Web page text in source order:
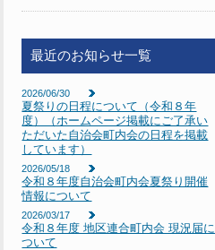
最近のお知らせ一覧
2026/06/30
夏祭りの日程について（令和８年
度）（ホームページ掲載にご了承い
ただいた自治会町内会の日程を掲載
しています）
2026/05/18
令和８年度自治会町内会夏祭り開催
情報について
2026/03/17
令和８年度 地区連合町内会 現況届に
ついて